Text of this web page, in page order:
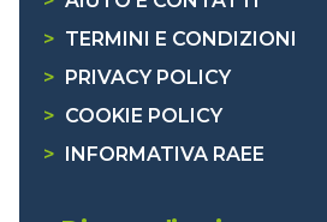
> TERMINI E CONDIZIONI
>
PRIVACY POLICY
> COOKIE POLICY
>
INFORMATIVA RAEE